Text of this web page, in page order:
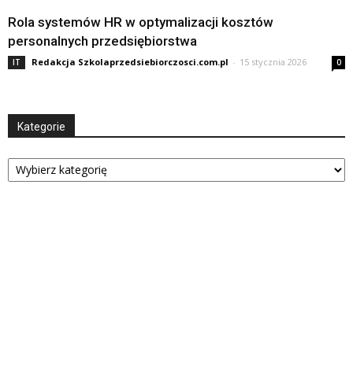
Rola systemów HR w optymalizacji kosztów
personalnych przedsiębiorstwa
IT Redakcja Szkolaprzedsiebiorczosci.com.pl - 15 stycznia 2026 0
Kategorie
Kategorie